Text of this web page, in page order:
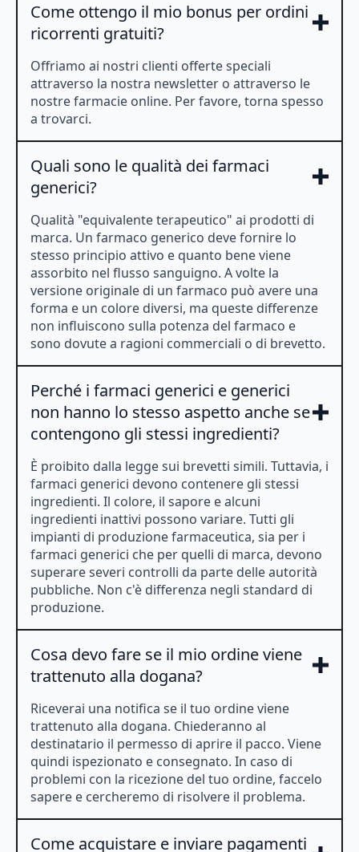
Come ottengo il mio bonus per ordini
ricorrenti gratuiti?
Offriamo ai nostri clienti offerte speciali
attraverso la nostra newsletter o attraverso le
nostre farmacie online. Per favore, torna spesso
a trovarci.
Quali sono le qualità dei farmaci
generici?
Qualità "equivalente terapeutico" ai prodotti di
marca. Un farmaco generico deve fornire lo
stesso principio attivo e quanto bene viene
assorbito nel flusso sanguigno. A volte la
versione originale di un farmaco può avere una
forma e un colore diversi, ma queste differenze
non influiscono sulla potenza del farmaco e
sono dovute a ragioni commerciali o di brevetto.
Perché i farmaci generici e generici
non hanno lo stesso aspetto anche se
contengono gli stessi ingredienti?
È proibito dalla legge sui brevetti simili. Tuttavia, i
farmaci generici devono contenere gli stessi
ingredienti. Il colore, il sapore e alcuni
ingredienti inattivi possono variare. Tutti gli
impianti di produzione farmaceutica, sia per i
farmaci generici che per quelli di marca, devono
superare severi controlli da parte delle autorità
pubbliche. Non c'è differenza negli standard di
produzione.
Cosa devo fare se il mio ordine viene
trattenuto alla dogana?
Riceverai una notifica se il tuo ordine viene
trattenuto alla dogana. Chiederanno al
destinatario il permesso di aprire il pacco. Viene
quindi ispezionato e consegnato. In caso di
problemi con la ricezione del tuo ordine, faccelo
sapere e cercheremo di risolvere il problema.
Come acquistare e inviare pagamenti